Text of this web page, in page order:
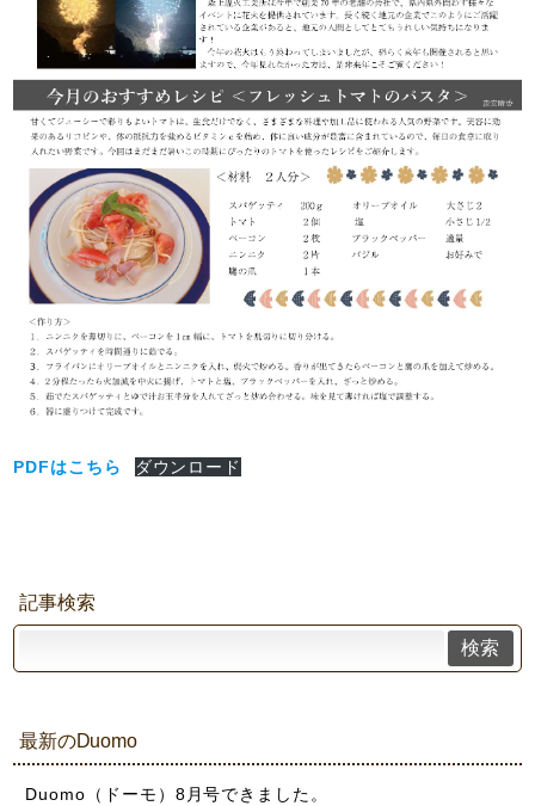
PDFはこちら ダウンロード
記事検索
検索
最新のDuomo
Duomo（ドーモ）8月号できました。